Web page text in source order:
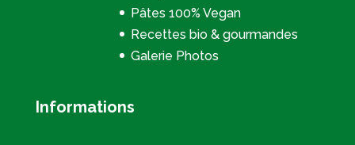
Pâtes 100% Vegan
Recettes bio & gourmandes
Galerie Photos
Informations